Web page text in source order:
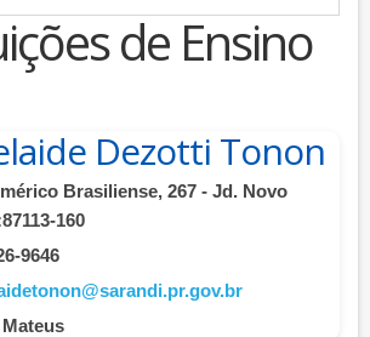
de Ensino
Dezotti Tonon
Brasiliense, 267 - Jd. Novo
160
9646